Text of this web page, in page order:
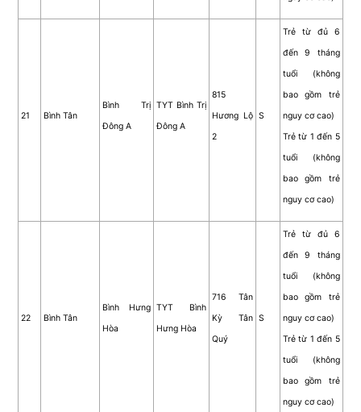
21 Bình Tân
Bình Trị
Đông A
TYT Bình Trị
Đông A
815
Hương Lộ
2
S
Trẻ từ đủ 6
đến 9 tháng
tuổi (không
bao gồm trẻ
nguy cơ cao)
Trẻ từ 1 đến 5
tuổi (không
bao gồm trẻ
nguy cơ cao)
22 Bình Tân
Bình Hưng
Hòa
TYT Bình
Hưng Hòa
716 Tân
Kỳ Tân
Quý
S
Trẻ từ đủ 6
đến 9 tháng
tuổi (không
bao gồm trẻ
nguy cơ cao)
Trẻ từ 1 đến 5
tuổi (không
bao gồm trẻ
nguy cơ cao)